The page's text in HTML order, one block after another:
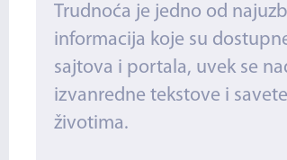
Trudnoća je jedno od
informacija koje su
sajtova i portala, uvek se
izvanredne tekstove i
životima.